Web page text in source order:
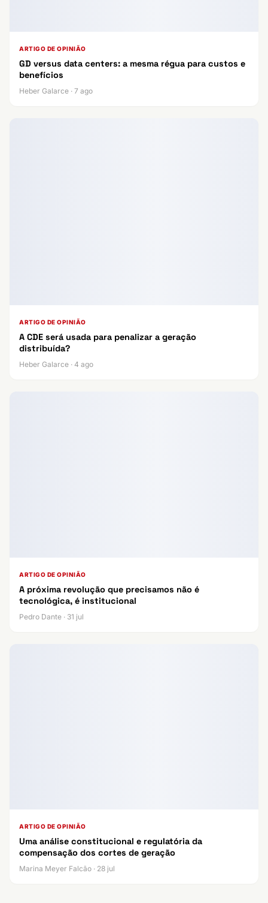
ARTIGO DE OPINIÃO
GD versus data centers: a mesma régua para custos e
benefícios
Heber Galarce · 7 ago
ARTIGO DE OPINIÃO
A CDE será usada para penalizar a geração
distribuída?
Heber Galarce · 4 ago
ARTIGO DE OPINIÃO
A próxima revolução que precisamos não é
tecnológica, é institucional
Pedro Dante · 31 jul
ARTIGO DE OPINIÃO
Uma análise constitucional e regulatória da
compensação dos cortes de geração
Marina Meyer Falcão · 28 jul